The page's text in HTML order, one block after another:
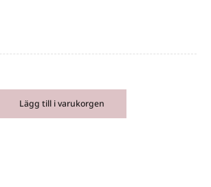
Lägg till i varukorgen